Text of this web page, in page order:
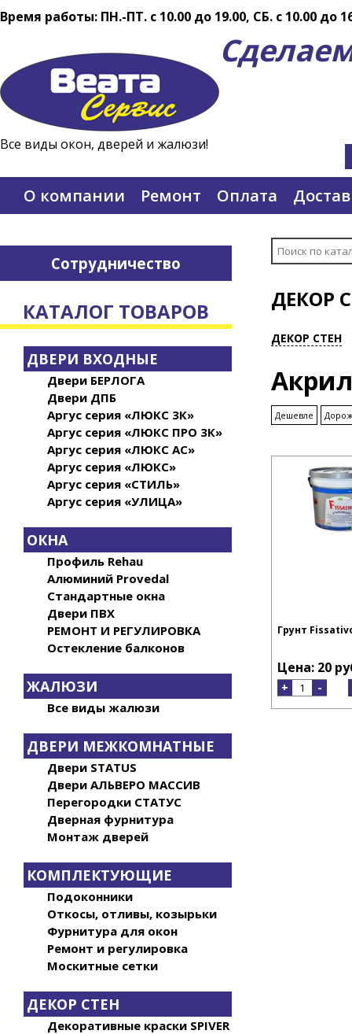
Время работы: ПН.-ПТ. c 10.00 до 19.00, СБ. с 10.00 до
Все виды окон, дверей и жалюзи!
О компании Ремонт Оплата
Сотрудничество
КАТАЛОГ ТОВАРОВ
ДВЕРИ ВХОДНЫЕ
Двери БЕРЛОГА
Двери ДПБ
Аргус серия «ЛЮКС 3К»
Аргус серия «ЛЮКС ПРО 3К»
Аргус серия «ЛЮКС АС»
Аргус серия «ЛЮКС»
Аргус серия «СТИЛЬ»
Аргус серия «УЛИЦА»
ОКНА
Профиль Rehau
Алюминий Provedal
Стандартные окна
Двери ПВХ
РЕМОНТ И РЕГУЛИРОВКА
Остекление балконов
ЖАЛЮЗИ
Все виды жалюзи
ДВЕРИ МЕЖКОМНАТНЫЕ
Двери STATUS
Двери АЛЬВЕРО МАССИВ
Перегородки СТАТУС
Дверная фурнитура
Монтаж дверей
КОМПЛЕКТУЮЩИЕ
Подоконники
Откосы, отливы, козырьки
Фурнитура для окон
Ремонт и регулировка
Москитные сетки
ДЕКОР СТЕН
Декоративные краски SPIVER
ДЕКОР
ДЕКОР СТЕН
Дешевле
Грунт
Цена: 20
+ -